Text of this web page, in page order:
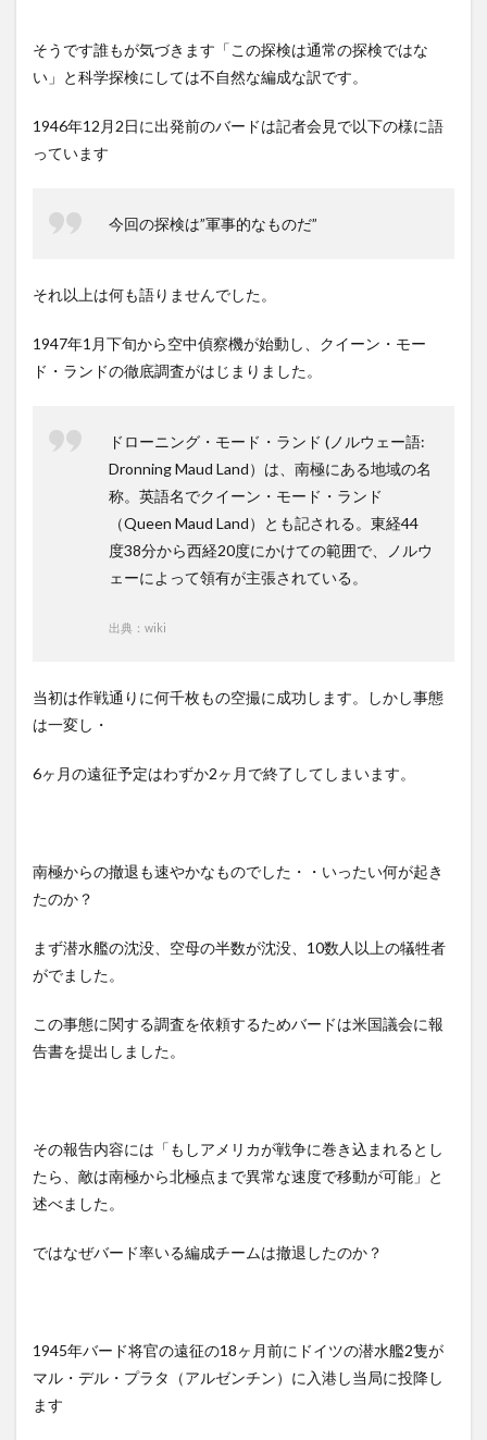
そうです誰もが気づきます「この探検は通常の探検ではな
い」と科学探検にしては不自然な編成な訳です。
1946年12月2日に出発前のバードは記者会見で以下の様に語
っています
今回の探検は”軍事的なものだ”
それ以上は何も語りませんでした。
1947年1月下旬から空中偵察機が始動し、クイーン・モー
ド・ランドの徹底調査がはじまりました。
ドローニング・モード・ランド (ノルウェー語:
Dronning Maud Land）は、南極にある地域の名
称。英語名でクイーン・モード・ランド
（Queen Maud Land）とも記される。東経44
度38分から西経20度にかけての範囲で、ノルウ
ェーによって領有が主張されている。
出典：wiki
当初は作戦通りに何千枚もの空撮に成功します。しかし事態
は一変し・
6ヶ月の遠征予定はわずか2ヶ月で終了してしまいます。
南極からの撤退も速やかなものでした・・いったい何が起き
たのか？
まず潜水艦の沈没、空母の半数が沈没、10数人以上の犠牲者
がでました。
この事態に関する調査を依頼するためバードは米国議会に報
告書を提出しました。
その報告内容には「もしアメリカが戦争に巻き込まれるとし
たら、敵は南極から北極点まで異常な速度で移動が可能」と
述べました。
ではなぜバード率いる編成チームは撤退したのか？
1945年バード将官の遠征の18ヶ月前にドイツの潜水艦2隻が
マル・デル・プラタ（アルゼンチン）に入港し当局に投降し
ます